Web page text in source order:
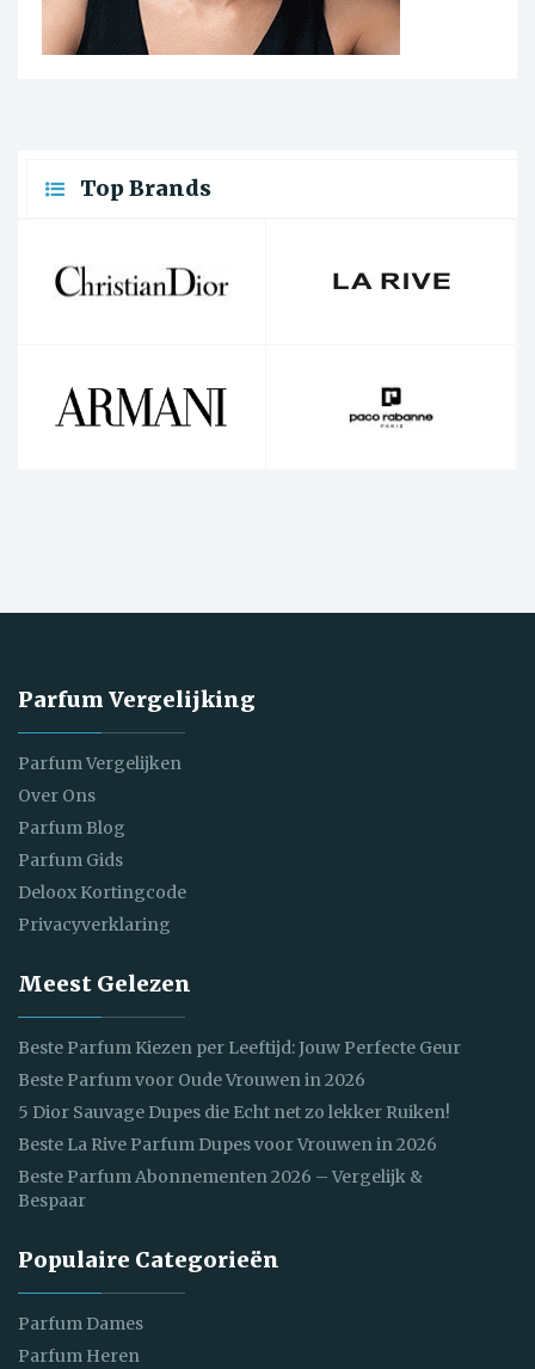
Top Brands
Parfum Vergelijking
Parfum Vergelijken
Over Ons
Parfum Blog
Parfum Gids
Deloox Kortingcode
Privacyverklaring
Meest Gelezen
Beste Parfum Kiezen per Leeftijd: Jouw Perfecte Geur
Beste Parfum voor Oude Vrouwen in 2026
5 Dior Sauvage Dupes die Echt net zo lekker Ruiken!
Beste La Rive Parfum Dupes voor Vrouwen in 2026
Beste Parfum Abonnementen 2026 – Vergelijk &
Bespaar
Populaire Categorieën
Parfum Dames
Parfum Heren